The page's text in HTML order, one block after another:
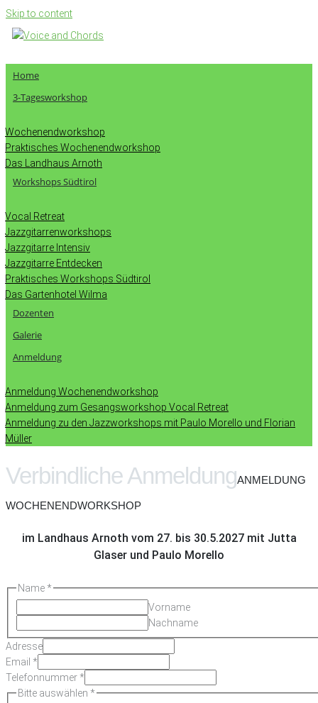
Skip to content
Home
3-Tagesworkshop
Wochenendworkshop
Praktisches Wochenendworkshop
Das Landhaus Arnoth
Workshops Südtirol
Vocal Retreat
Jazzgitarrenworkshops
Jazzgitarre Intensiv
Jazzgitarre Entdecken
Praktisches Workshops Südtirol
Das Gartenhotel Wilma
Dozenten
Galerie
Anmeldung
Anmeldung Wochenendworkshop
Anmeldung zum Gesangsworkshop Vocal Retreat
Anmeldung zu den Jazzworkshops mit Paulo Morello und Florian
Müller
Verbindliche AnmeldungANMELDUNG
WOCHENENDWORKSHOP
im Landhaus Arnoth vom 27. bis 30.5.2027 mit Jutta
Glaser und Paulo Morello
Name*
Vorname
Nachname
Adresse
Email *
Telefonnummer*
Bitte auswählen *